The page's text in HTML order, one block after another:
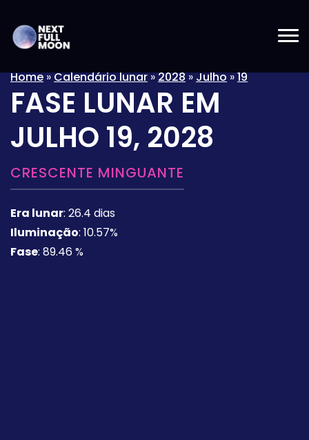
Home»Calendário lunar»2028»Julho»19
FASE LUNAR EM
JULHO 19, 2028
CRESCENTE MINGUANTE
Era lunar: 26.4 dias
Iluminação: 10.57%
Fase: 89.46 %